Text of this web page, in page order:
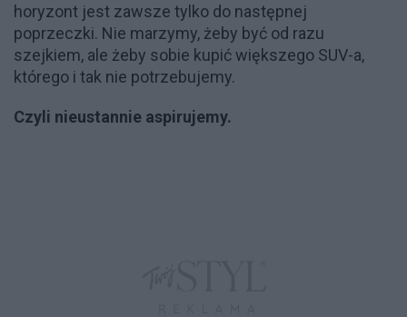
horyzont jest zawsze tylko do następnej
poprzeczki. Nie marzymy, żeby być od razu
szejkiem, ale żeby sobie kupić większego SUV-a,
którego i tak nie potrzebujemy.
Czyli nieustannie aspirujemy.